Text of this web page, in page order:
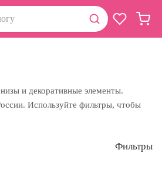
и декоративные элементы.
Используйте фильтры, чтобы
Фильтры